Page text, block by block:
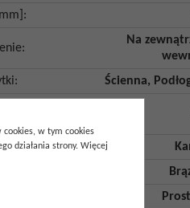
:
:
Na
: Ścienna,
cookies, w tym cookies
działania strony. Więcej